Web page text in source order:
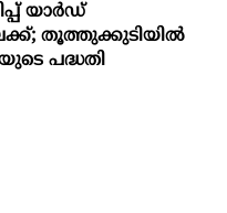
യാർഡ്
തൂത്തുക്കുടിയിൽ
പദ്ധതി